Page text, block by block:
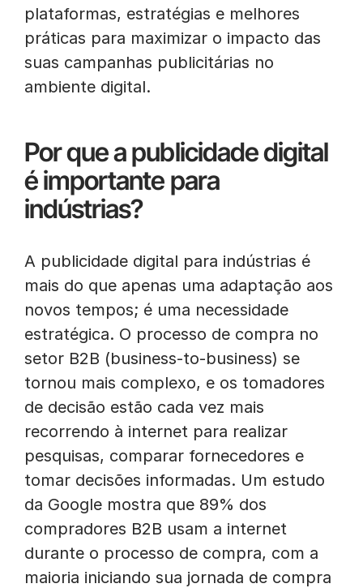
plataformas, estratégias e melhores
práticas para maximizar o impacto das
suas campanhas publicitárias no
ambiente digital.
Por que a publicidade digital
é importante para
indústrias?
A publicidade digital para indústrias é
mais do que apenas uma adaptação aos
novos tempos; é uma necessidade
estratégica. O processo de compra no
setor B2B (business-to-business) se
tornou mais complexo, e os tomadores
de decisão estão cada vez mais
recorrendo à internet para realizar
pesquisas, comparar fornecedores e
tomar decisões informadas. Um estudo
da Google mostra que 89% dos
compradores B2B usam a internet
durante o processo de compra, com a
maioria iniciando sua jornada de compra